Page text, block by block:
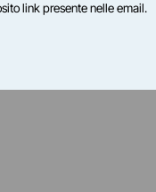
link presente nelle email.